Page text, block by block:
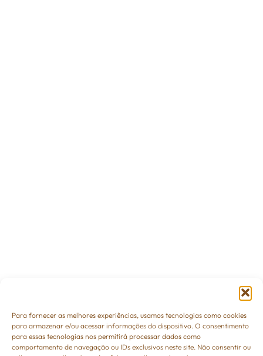
Para fornecer as melhores experiências, usamos tecnologias como cookies
para armazenar e/ou acessar informações do dispositivo. O consentimento
para essas tecnologias nos permitirá processar dados como
comportamento de navegação ou IDs exclusivos neste site. Não consentir ou